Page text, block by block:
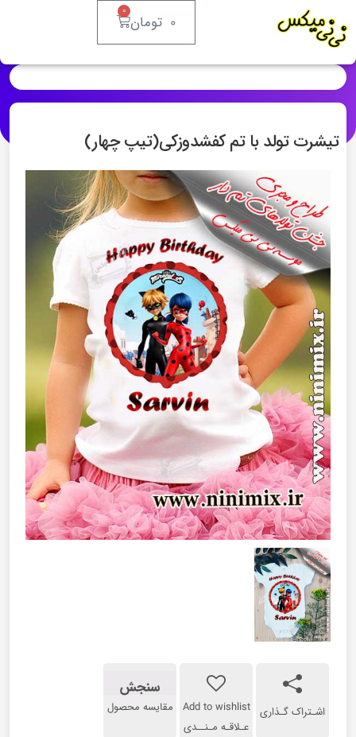
0 تومان 0
تیشرت تولد با تم کفشدوزکی(تیپ چهار)
اشـتراک گـذاری Add to wishlist
عـلاقـه مـنــدی
سنجش
مقایسه محصول